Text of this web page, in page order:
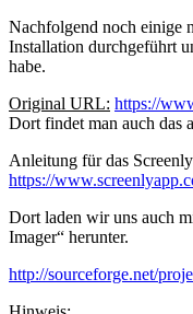
Nachfolgend noch einige
Installation durchgeführt
habe.
Original URL: https://
Dort findet man auch das
Anleitung für das
https://
Dort laden wir uns auch
Imager“ herunter.
http://sourceforge.net/